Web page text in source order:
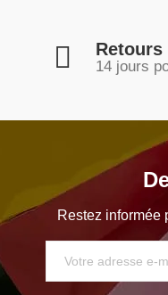
Retours
14 jours
Restez informée